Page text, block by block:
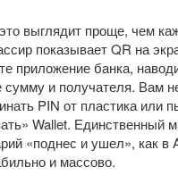
выглядит проще, чем
показывает QR на
приложение банка,
сумму и получателя. Вам
PIN от пластика или
Wallet. Единственный
«поднес и ушел», как в
и массово.